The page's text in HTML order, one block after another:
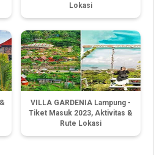
Lokasi
VILLA GARDENIA Lampung -
Tiket Masuk 2023, Aktivitas &
Rute Lokasi